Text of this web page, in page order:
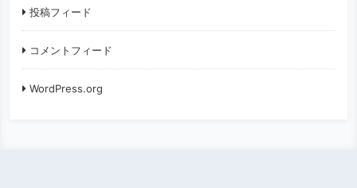
投稿フィード
コメントフィード
WordPress.org